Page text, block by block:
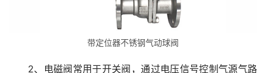
带定位器不锈钢气动球阀
2、电磁阀常用于开关阀，通过电压信号控制气源气路